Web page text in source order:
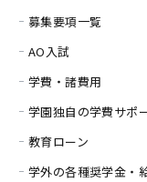
募集要項一覧
AO入試
学費・諸費用
学園独自の学費サポ
教育ローン
学外の各種奨学金・